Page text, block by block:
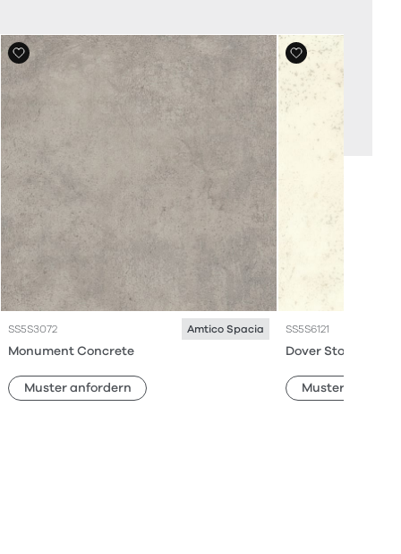
SS5S3072 Amtico Spacia
Monument Concrete
Muster anfordern
SS5S6121
Dover Stone
Muster